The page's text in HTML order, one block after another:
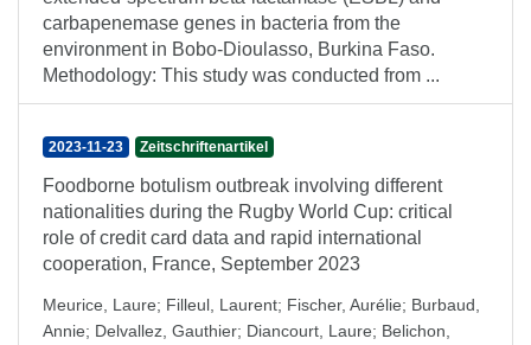
carbapenemase genes in bacteria from the
environment in Bobo-Dioulasso, Burkina Faso.
Methodology: This study was conducted from ...
2023-11-23 Zeitschriftenartikel
Foodborne botulism outbreak involving different
nationalities during the Rugby World Cup: critical
role of credit card data and rapid international
cooperation, France, September 2023
Meurice, Laure; Filleul, Laurent; Fischer, Aurélie; Burbaud,
Annie; Delvallez, Gauthier; Diancourt, Laure; Belichon,